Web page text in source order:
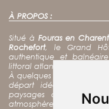
À PROPOS :
Situé à Fouras en
Rochefort, le Grand
authentique et
littoral atlantique.
À quelques pas de
départ idéal pour
paysages de la côte
atmosphère calme et